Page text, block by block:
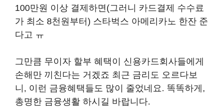
100만원 이상 결제하면(그러니 카드결제 수수료
가 최소 8천원부터) 스타벅스 아메리카노 한잔 준
다고 ㅠ
그만큼 무이자 할부 혜택이 신용카드회사들에게
손해만 끼친다는 거겠죠 최근 금리도 오르다보
니, 이런 금융혜택들도 많이 줄었네요. 똑똑하게,
총명한 금융생활 하시길 바랍니다.